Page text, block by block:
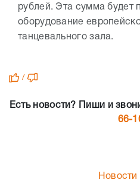
рублей. Эта сумма будет
оборудование
танцевального зала.
/
Есть новости? Пиши и
66-